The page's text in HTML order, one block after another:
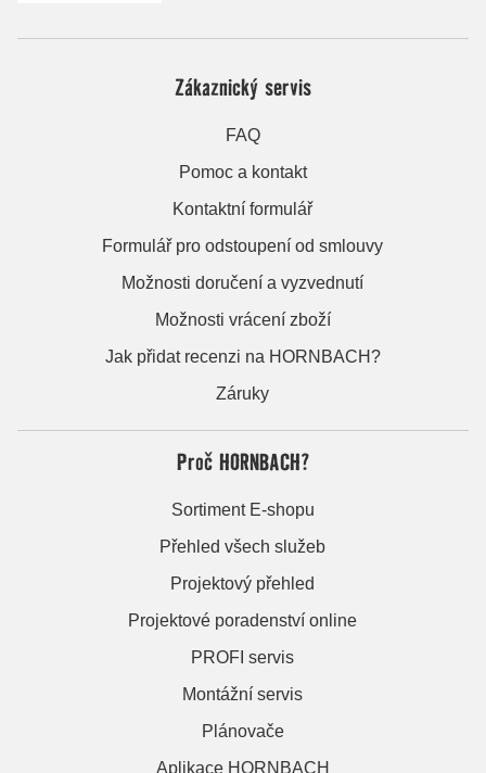
Zákaznický servis
FAQ
Pomoc a kontakt
Kontaktní formulář
Formulář pro odstoupení od smlouvy
Možnosti doručení a vyzvednutí
Možnosti vrácení zboží
Jak přidat recenzi na HORNBACH?
Záruky
Proč HORNBACH?
Sortiment E-shopu
Přehled všech služeb
Projektový přehled
Projektové poradenství online
PROFI servis
Montážní servis
Plánovače
Aplikace HORNBACH